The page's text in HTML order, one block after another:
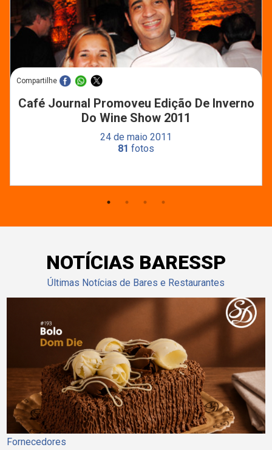
Compartilhe
Café Journal Promoveu Edição De Inverno
Do Wine Show 2011
24 de maio 2011
81 fotos
NOTÍCIAS BARESSP
Últimas Notícias de Bares e Restaurantes
Fornecedores